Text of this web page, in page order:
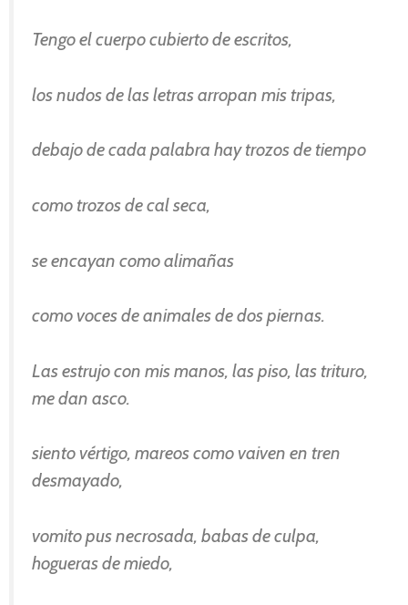
Tengo el cuerpo cubierto de escritos,
los nudos de las letras arropan mis tripas,
debajo de cada palabra hay trozos de tiempo
como trozos de cal seca,
se encayan como alimañas
como voces de animales de dos piernas.
Las estrujo con mis manos, las piso, las trituro,
me dan asco.
siento vértigo, mareos como vaiven en tren
desmayado,
vomito pus necrosada, babas de culpa,
hogueras de miedo,